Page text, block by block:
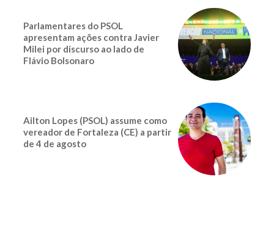
Parlamentares do PSOL
apresentam ações contra Javier
Milei por discurso ao lado de
Flávio Bolsonaro
Ailton Lopes (PSOL) assume como
vereador de Fortaleza (CE) a partir
de 4 de agosto